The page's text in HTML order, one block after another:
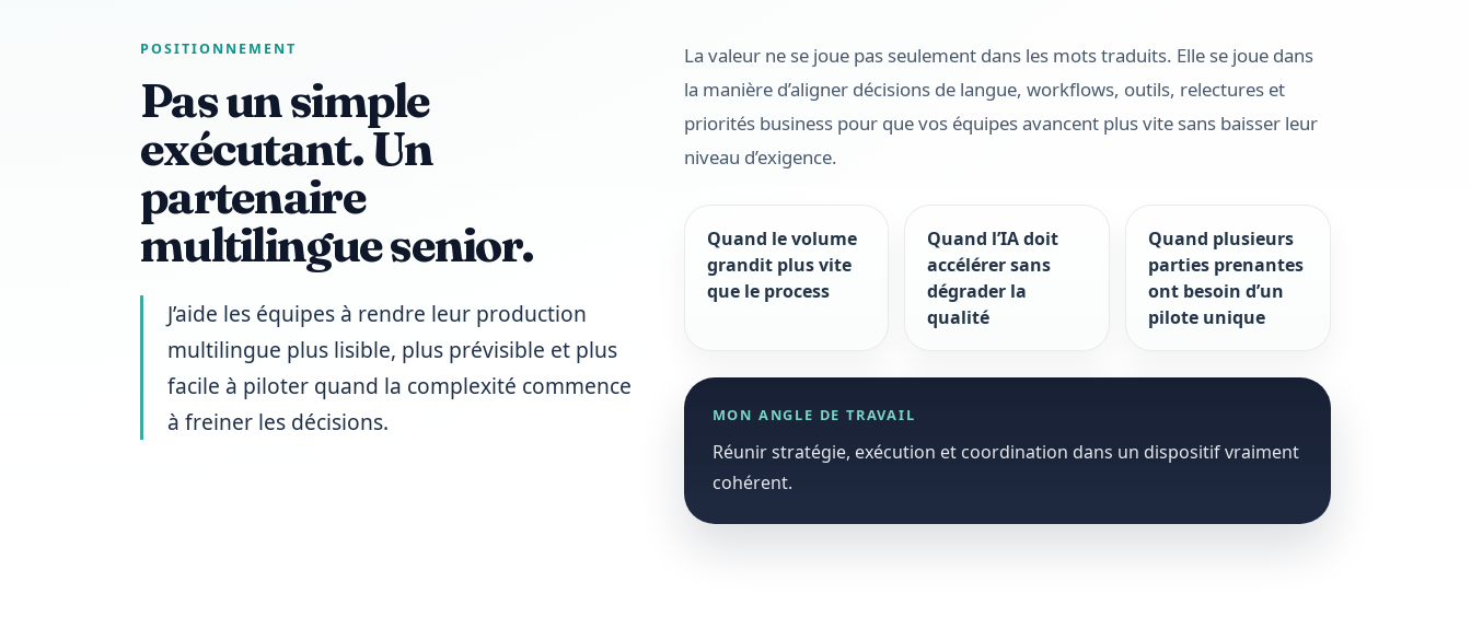
POSITIONNEMENT
Pas un simple
exécutant. Un
partenaire
multilingue senior.
J’aide les équipes à rendre leur production
multilingue plus lisible, plus prévisible et plus
facile à piloter quand la complexité commence
à freiner les décisions.
La valeur ne se joue pas seulement dans les mots traduits. Elle se joue dans
la manière d’aligner décisions de langue, workflows, outils, relectures et
priorités business pour que vos équipes avancent plus vite sans baisser leur
niveau d’exigence.
Quand le volume
grandit plus vite
que le process
Quand l’IA doit
accélérer sans
dégrader la
qualité
Quand plusieurs
parties prenantes
ont besoin d’un
pilote unique
MON ANGLE DE TRAVAIL
Réunir stratégie, exécution et coordination dans un dispositif vraiment
cohérent.